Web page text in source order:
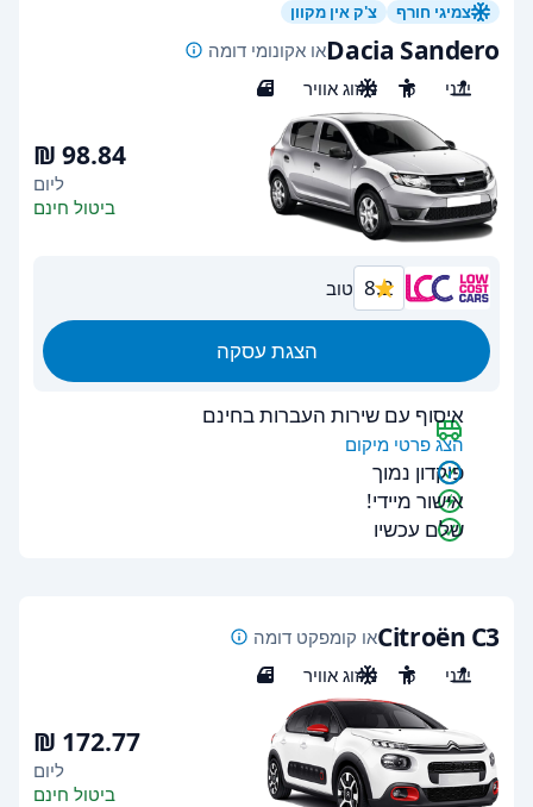
צמיגי חורף צ'ק אין מקוון
Dacia Sanderoאו אקונומי דומה
ידני
5 מיזוג אוויר 5
ליום
ביטול חינם
8.2 טוב
הצגת עסקה
איסוף עם שירות העברות בחינם
הצג פרטי מיקום
פיקדון נמוך
אישור מיידי!
שלם עכשיו
Citroën C3או קומפקט דומה
ידני
5 מיזוג אוויר 5
ליום
ביטול חינם